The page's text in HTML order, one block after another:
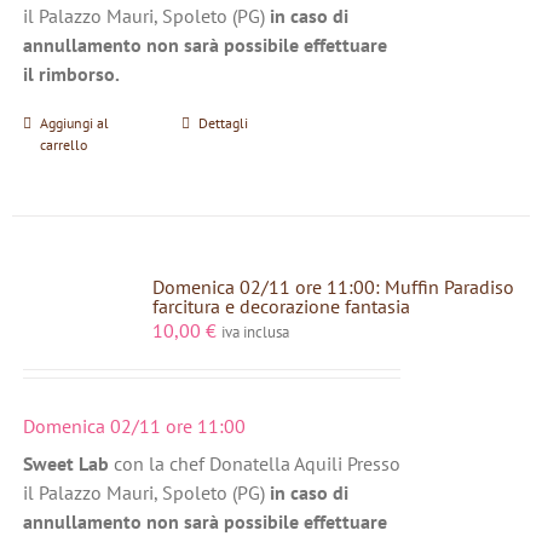
il Palazzo Mauri, Spoleto (PG) in caso di
annullamento non sarà possibile effettuare
il rimborso.
Aggiungi al
carrello
Dettagli
Domenica 02/11 ore 11:00: Muffin Paradiso
farcitura e decorazione fantasia
10,00 € iva inclusa
Domenica 02/11 ore 11:00
Sweet Lab con la chef Donatella Aquili Presso
il Palazzo Mauri, Spoleto (PG) in caso di
annullamento non sarà possibile effettuare